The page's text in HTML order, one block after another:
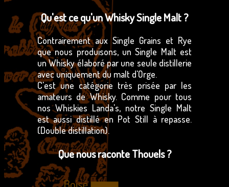
Qu'est ce qu'un Whisky Single Malt ?
Contrairement aux Single Grains et Rye
que nous produisons, un Single Malt est
un Whisky élaboré par une seule distillerie
avec uniquement du malt d'Orge.
C'est une catégorie très prisée par les
amateurs de Whisky. Comme pour tous
nos Whiskies Landa's, notre Single Malt
est aussi distillé en Pot Still à repasse.
(Double distillation).
Que nous raconte Thouels ?